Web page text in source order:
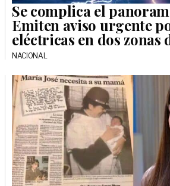
Se complica el
Emiten aviso urgente
eléctricas en dos zonas
NACIONAL